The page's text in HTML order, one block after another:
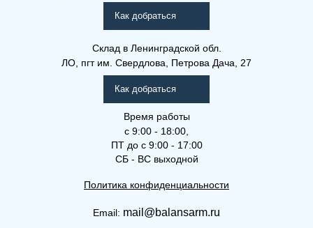
Как добраться
Склад в Ленинградской обл.
ЛО, пгт им. Свердлова, Петрова Дача, 27
Как добраться
Время работы
с 9:00 - 18:00,
ПТ до с 9:00 - 17:00
СБ - ВС выходной
Политика конфиденциальности
Email: mail@balansarm.ru